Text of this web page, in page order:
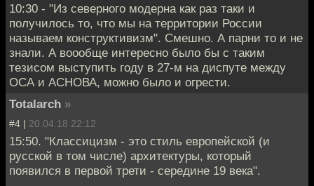
10:30 - "Из северного модерна как раз таки и
получилось то, что мы на территории России
называем конструктивизм". Смешно. А парни то и не
знали. А воообще интересно было бы с таким
тезисом выступить году в 27-м на диспуте между
ОСА и АСНОВА, можно было и огрести.
Totalarch »
#4 | 20.04.18 22:12
15:50. "Классицизм - это стиль европейской (и
русской в том числе) архитектуры, который
появился в первой трети - середине 19 века".